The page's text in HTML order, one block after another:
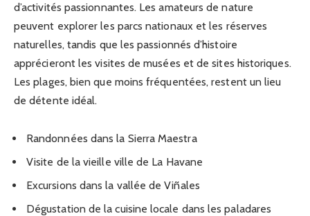
d’activités passionnantes. Les amateurs de nature
peuvent explorer les parcs nationaux et les réserves
naturelles, tandis que les passionnés d’histoire
apprécieront les visites de musées et de sites historiques.
Les plages, bien que moins fréquentées, restent un lieu
de détente idéal.
Randonnées dans la Sierra Maestra
Visite de la vieille ville de La Havane
Excursions dans la vallée de Viñales
Dégustation de la cuisine locale dans les paladares